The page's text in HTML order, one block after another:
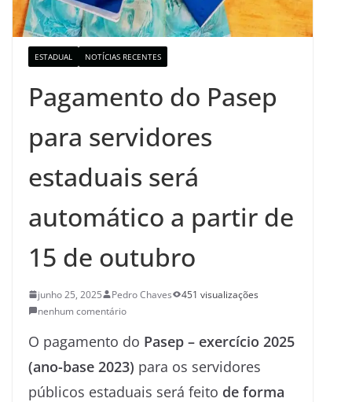
ESTADUAL NOTÍCIAS RECENTES
Pagamento do Pasep
para servidores
estaduais será
automático a partir de
15 de outubro
junho 25, 2025 Pedro Chaves
451 visualizações
nenhum comentário
O pagamento do Pasep – exercício 2025
(ano-base 2023) para os servidores
públicos estaduais será feito de forma